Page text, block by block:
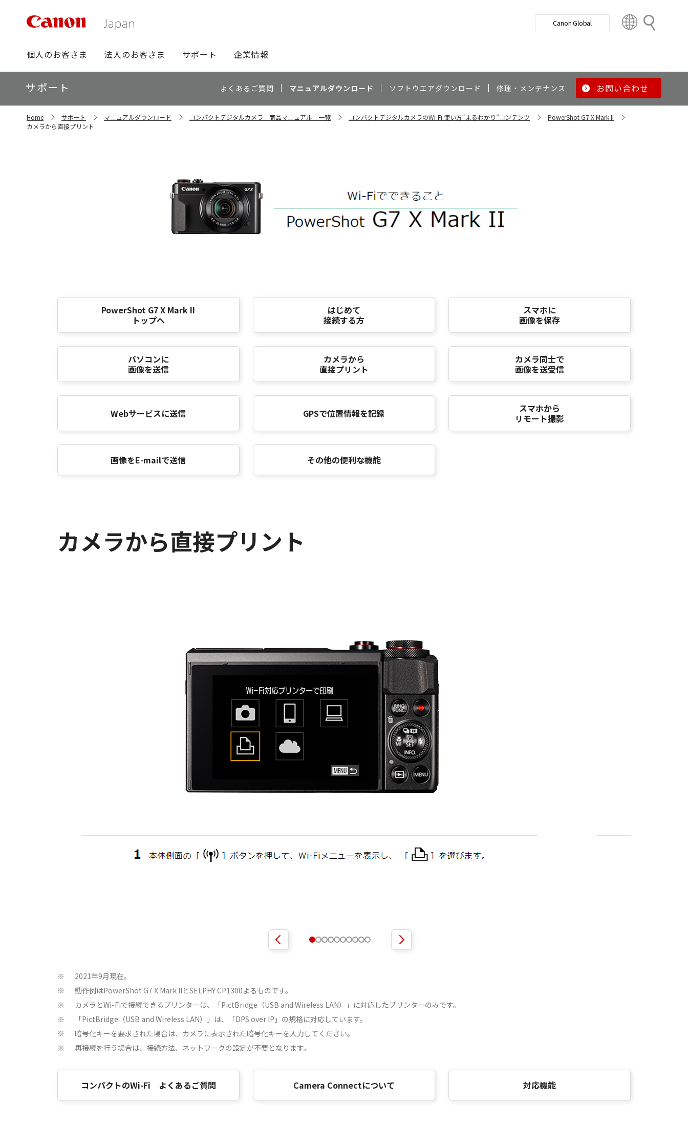
検
グ
ロ
ー
バ
ビ
個人のお客さま 法人のお客さま サポート 企業情報
Canon Global
t
y
&
ロ
ー
カ
ル
ナ
サポート よくあるご質問 マニュアルダウンロード ソフトウエアダウンロード 修理・メンテナンス お問い合わせ
Home サポート マニュアルダウンロード コンパクトデジタルカメラ 商品マニュアル 一覧 コンパクトデジタルカメラのWi-Fi 使い方“まるわかり”コンテンツ
PowerShot G7 X Mark II
カメラから直接プリント
PowerShot G7 X Mark II
トップへ
はじめて
接続する方
スマホに
画像を保存
パソコンに
画像を送信
カメラから
直接プリント
カメラ同士で
画像を送受信
Webサービスに送信 GPSで位置情報を記録
スマホから
リモート撮影
画像をE-mailで送信 その他の便利な機能
カメラから直接プリント
※ 2021年9月現在。
※ 動作例はPowerShot G7 X Mark IIとSELPHY CP1300よるものです。
※ カメラとWi-Fiで接続できるプリンターは、「PictBridge（USB and Wireless LAN）」に対応したプリンターのみです。
※ 「PictBridge（USB and Wireless LAN）」は、「DPS over IP」の規格に対応しています。
※ 暗号化キーを要求された場合は、カメラに表示された暗号化キーを入力してください。
※ 再接続を行う場合は、接続方法、ネットワークの設定が不要となります。
コンパクトのWi-Fi よくあるご質問 Camera Connectについて 対応機能